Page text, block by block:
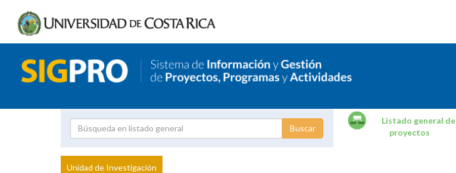
Proyecto
Investigador
Listado general de
proyectos
Unidad de Investigación